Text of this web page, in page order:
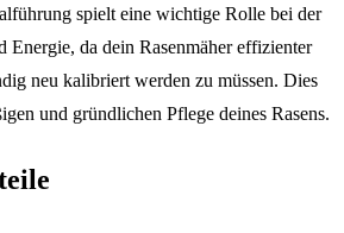
spielt eine wichtige Rolle bei der
Energie, da dein Rasenmäher effizienter
neu kalibriert werden zu müssen. Dies
und gründlichen Pflege deines Rasens.